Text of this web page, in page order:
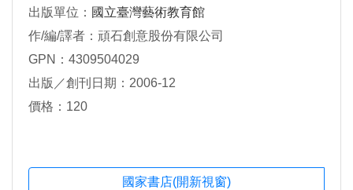
出版單位： 國立臺灣藝術教育館
作/編/譯者：頑石創意股份有限公司
GPN：4309504029
出版／創刊日期：2006-12
價格：120
國家書店(開新視窗)